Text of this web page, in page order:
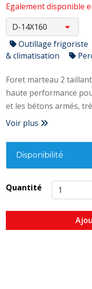
Egalement disponible
Outillage frigoriste
& climatisation
Foret marteau 2 taillants
haute performance
et les bétons armés,
Plaquette carbure
ronde et carrée –
– Précision lors du
parfaitement rond et
poussières –
Voir plus
Disponibilité
Quantité